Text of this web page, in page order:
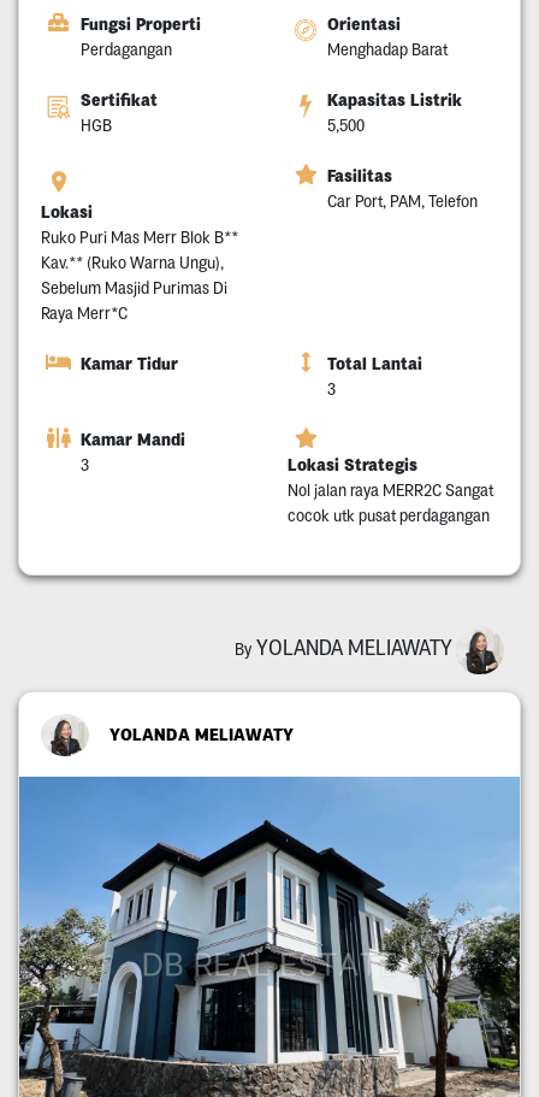
Fungsi Properti
Perdagangan
Orientasi
Menghadap Barat
Sertifikat
HGB
Kapasitas Listrik
5,500
Lokasi
Ruko Puri Mas Merr Blok B**
Kav.** (Ruko Warna Ungu),
Sebelum Masjid Purimas Di
Raya Merr*C
Fasilitas
Car Port, PAM, Telefon
Kamar Tidur Total Lantai
3
Kamar Mandi
3 Lokasi Strategis
Nol jalan raya MERR2C Sangat
cocok utk pusat perdagangan
By YOLANDA MELIAWATY
YOLANDA MELIAWATY